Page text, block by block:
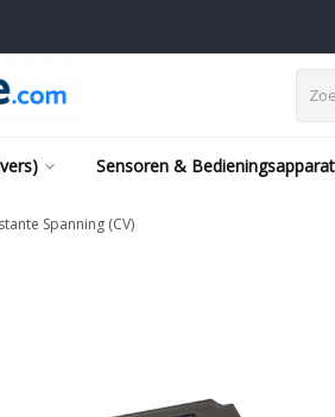
Sensoren &
Spanning (CV)